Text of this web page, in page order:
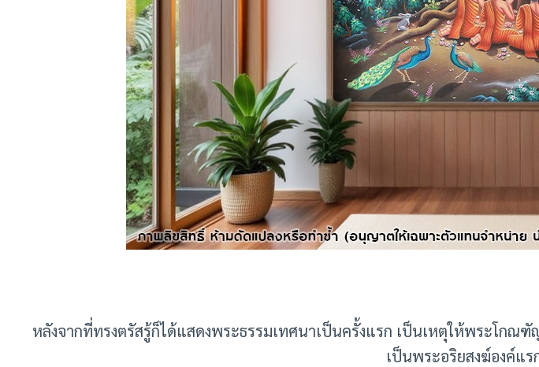
หลังจากที่ทรงตรัสรู้ก็ได้แสดงพระธรรมเทศนาเป็นครั้งแรก เป็นเหตุให้พระโก
เป็นพระอริยสงฆ์องค์แ